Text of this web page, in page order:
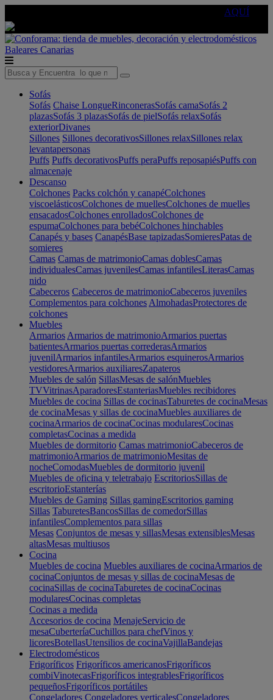
AQUÍ
Baleares Canarias
Sofás
Sofás Chaise LongueRinconerasSofás camaSofás 2
plazasSofás 3 plazasSofás de pielSofás relaxSofás
exteriorDivanes
Sillones Sillones decorativosSillones relaxSillones relax
levantapersonas
Puffs Puffs decorativosPuffs peraPuffs reposapiésPuffs con
almacenaje
Descanso
Colchones Packs colchón y canapéColchones
viscoelásticosColchones de muellesColchones de muelles
ensacadosColchones enrolladosColchones de
espumaColchones para bebéColchones hinchables
Canapés y bases CanapésBase tapizadasSomieresPatas de
somieres
Camas Camas de matrimonioCamas doblesCamas
individualesCamas juvenilesCamas infantilesLiterasCamas
nido
Cabeceros Cabeceros de matrimonioCabeceros juveniles
Complementos para colchones AlmohadasProtectores de
colchones
Muebles
Armarios Armarios de matrimonioArmarios puertas
batientesArmarios puertas correderasArmarios
juvenilArmarios infantilesArmarios esquinerosArmarios
vestidoresArmarios auxiliaresZapateros
Muebles de salón SillasMesas de salónMuebles
TVVitrinasAparadoresEstanteriasMuebles recibidores
Muebles de cocina Sillas de cocinasTaburetes de cocinaMesas
de cocinaMesas y sillas de cocinaMuebles auxiliares de
cocinaArmarios de cocinaCocinas modularesCocinas
completasCocinas a medida
Muebles de dormitorio Camas matrimonioCabeceros de
matrimonioArmarios de matrimonioMesitas de
nocheComodasMuebles de dormitorio juvenil
Muebles de oficina y teletrabajo EscritoriosSillas de
escritorioEstanterías
Muebles de Gaming Sillas gamingEscritorios gaming
Sillas TaburetesBancosSillas de comedorSillas
infantilesComplementos para sillas
Mesas Conjuntos de mesas y sillasMesas extensiblesMesas
altasMesas multiusos
Cocina
Muebles de cocina Muebles auxiliares de cocinaArmarios de
cocinaConjuntos de mesas y sillas de cocinaMesas de
cocinaSillas de cocinaTaburetes de cocinaCocinas
modularesCocinas completas
Cocinas a medida
Accesorios de cocina MenajeServicio de
mesaCuberteríaCuchillos para chefVinos y
licoresBotellasUtensilios de cocinaVajillaBandejas
Electrodomésticos
Frigoríficos Frigoríficos americanosFrigoríficos
combiVinotecasFrigoríficos integrablesFrigoríficos
pequeñosFrigoríficos portátiles
Congeladores Congeladores verticalesCongeladores